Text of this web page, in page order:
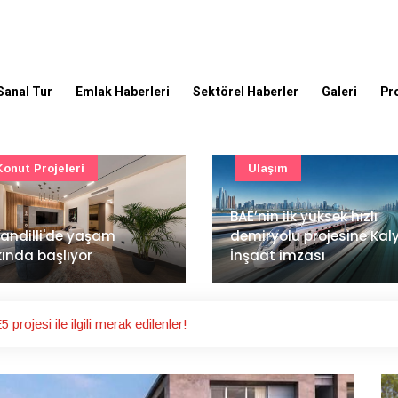
Tur Emlak Haberleri Sektörel Haberler Galeri
ilk yüksek hızlı
projesine Kalyon
imzası
Mimarlık ve mühendislik
projeleri e-PYS ile dijital
ortama taşınacak
Güncel
projesi ile ilgili merak edilenler!